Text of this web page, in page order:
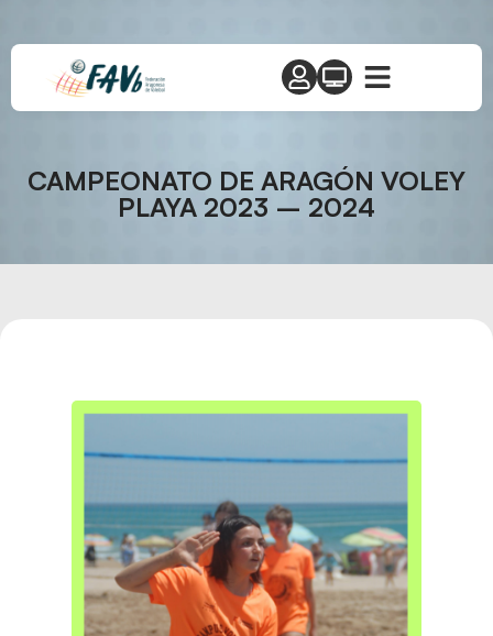
CAMPEONATO DE ARAGÓN VOLEY
PLAYA 2023 – 2024